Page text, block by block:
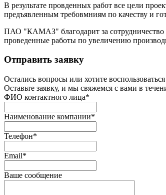
В результате провденных работ все цели
предъявленным требовмниям по качеству и
ПАО "КАМАЗ" благодарит за
проведенные работы по увеличению
Отправить заявку
Остались вопросы или хотите
Оставьте заявку, и мы свяжемся с вами в
ФИО контактного лица*
Наименование компании*
Телефон*
Email*
Ваше сообщение